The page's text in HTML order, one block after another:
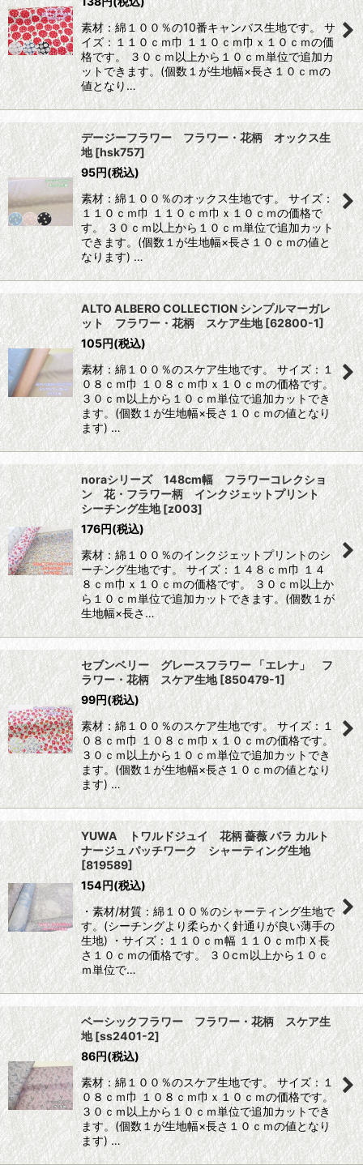
素材：綿１００％の10番キャンバス生地です。 サ
イズ：１１０ｃｍ巾 １１０ｃｍ巾ｘ１０ｃｍの価
格です。 ３０ｃｍ以上から１０ｃｍ単位で追加カ
ットできます。(個数１が生地幅×長さ１０ｃｍの
値となり…
デージーフラワー フラワー・花柄 オックス生
地 [hsk757]
95円(税込)
素材：綿１００％のオックス生地です。 サイズ：
１１０ｃｍ巾 １１０ｃｍ巾ｘ１０ｃｍの価格で
す。 ３０ｃｍ以上から１０ｃｍ単位で追加カット
できます。(個数１が生地幅×長さ１０ｃｍの値と
なります) …
ALTO ALBERO COLLECTION シンプルマーガレ
ット フラワー・花柄 スケア生地[62800-1]
105円(税込)
素材：綿１００％のスケア生地です。 サイズ：１
０８ｃｍ巾 １０８ｃｍ巾ｘ１０ｃｍの価格です。
３０ｃｍ以上から１０ｃｍ単位で追加カットでき
ます。(個数１が生地幅×長さ１０ｃｍの値となり
ます) …
noraシリーズ 148cm幅 フラワーコレクショ
ン 花・フラワー柄 インクジェットプリント
シーチング生地[z003]
176円(税込)
素材：綿１００％のインクジェットプリントのシ
ーチング生地です。 サイズ：１４８ｃｍ巾 １４
８ｃｍ巾ｘ１０ｃｍの価格です。 ３０ｃｍ以上か
ら１０ｃｍ単位で追加カットできます。(個数１が
生地幅×長さ…
セブンベリー グレースフラワー 「エレナ」 フ
ラワー・花柄 スケア生地[850479-1]
99円(税込)
素材：綿１００％のスケア生地です。 サイズ：１
０８ｃｍ巾 １０８ｃｍ巾ｘ１０ｃｍの価格です。
３０ｃｍ以上から１０ｃｍ単位で追加カットでき
ます。(個数１が生地幅×長さ１０ｃｍの値となり
ます) …
YUWA トワルドジュイ 花柄 薔薇 バラ カルト
ナージュ パッチワーク シャーティング生地
[819589]
154円(税込)
・素材/材質：綿１００％のシャーティング生地で
す。(シーチングより柔らかく針通りが良い薄手の
生地) ・サイズ：１１０ｃｍ幅 １１０ｃｍ巾Ｘ長
さ１０ｃｍの価格です。 ３０cｍ以上から１０ｃ
ｍ単位で…
ベーシックフラワー フラワー・花柄 スケア生
地 [ss2401-2]
86円(税込)
素材：綿１００％のスケア生地です。 サイズ：１
０８ｃｍ巾 １０８ｃｍ巾ｘ１０ｃｍの価格です。
３０ｃｍ以上から１０ｃｍ単位で追加カットでき
ます。(個数１が生地幅×長さ１０ｃｍの値となり
ます) …